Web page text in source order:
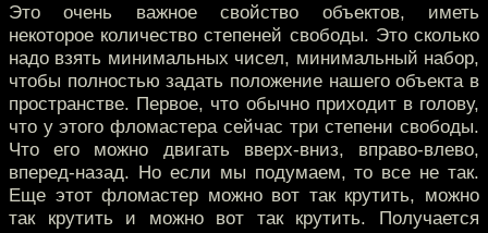
Это очень важное свойство объектов, иметь
некоторое количество степеней свободы. Это сколько
надо взять минимальных чисел, минимальный набор,
чтобы полностью задать положение нашего объекта в
пространстве. Первое, что обычно приходит в голову,
что у этого фломастера сейчас три степени свободы.
Что его можно двигать вверх-вниз, вправо-влево,
вперед-назад. Но если мы подумаем, то все не так.
Еще этот фломастер можно вот так крутить, можно
так крутить и можно вот так крутить. Получается